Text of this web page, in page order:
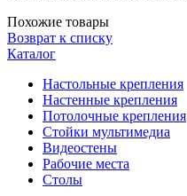
Похожие товары
Возврат к списку
Каталог
Настольные крепления
Настенные крепления
Потолочные крепления
Стойки мультимедиа
Видеостены
Рабочие места
Столы